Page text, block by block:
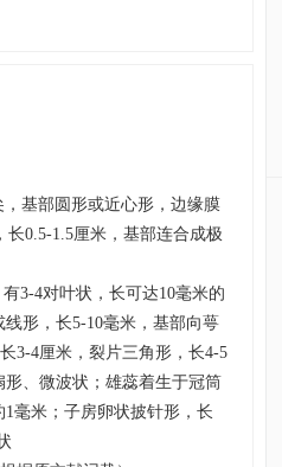
基部圆形或近心形，边缘膜
0.5-1.5厘米，基部连合成极
3-4对叶状，长可达10毫米的
形，长5-10毫米，基部向萼
3-4厘米，裂片三角形，长4-5
、微波状；雄蕊着生于冠筒
毫米；子房卵状披针形，长